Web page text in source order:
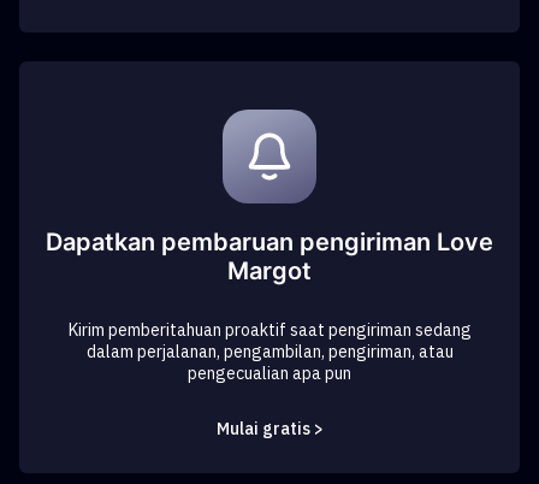
Dapatkan pembaruan pengiriman Love
Margot
Kirim pemberitahuan proaktif saat pengiriman sedang
dalam perjalanan, pengambilan, pengiriman, atau
pengecualian apa pun
Mulai gratis >